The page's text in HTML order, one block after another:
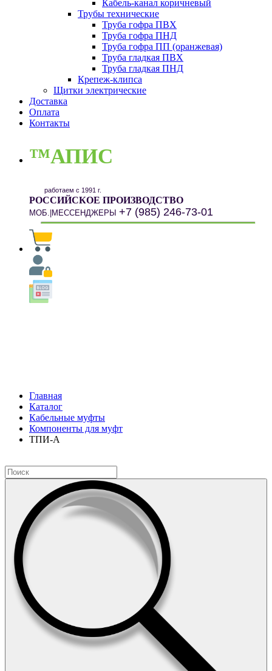
Кабель-канал коричневый
Трубы технические
Труба гофра ПВХ
Труба гофра ПНД
Труба гофра ПП (оранжевая)
Труба гладкая ПВХ
Труба гладкая ПНД
Крепеж-клипса
Щитки электрические
Доставка
Оплата
Контакты
™АПИС
работаем с 1991 г.
РОССИЙСКОЕ ПРОИЗВОДСТВО
МОБ.|МЕССЕНДЖЕРЫ +7 (985) 246-73-01
Главная
Каталог
Кабельные муфты
Компоненты для муфт
ТПИ-А